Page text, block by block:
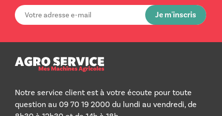
Notre service client est à votre écoute pour toute
question au 09 70 19 2000 du lundi au vendredi, de